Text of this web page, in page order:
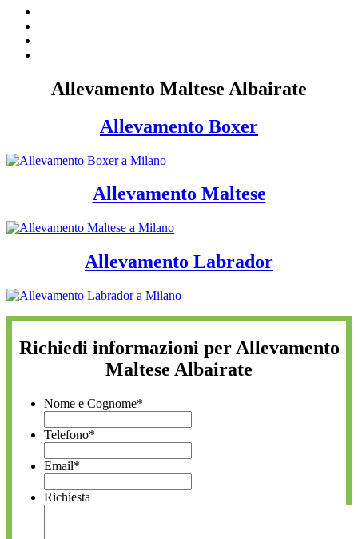
Allevamento Maltese Albairate
Allevamento Boxer
Allevamento Maltese
Allevamento Labrador
Richiedi informazioni per Allevamento
Maltese Albairate
Nome e Cognome*
Telefono*
Email*
Richiesta